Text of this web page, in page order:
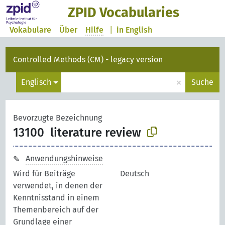
ZPID Vocabularies
in English
Vokabulare Über Hilfe
Controlled Methods (CM) - legacy version
Englisch × Suche
Bevorzugte Bezeichnung
13100 literature review
Anwendungshinweise
Wird für Beiträge
verwendet, in denen der
Kenntnisstand in einem
Themenbereich auf der
Grundlage einer
Deutsch